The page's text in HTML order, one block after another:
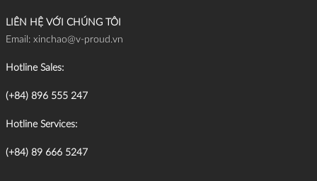
LIÊN HỆ VỚI CHÚNG TÔI
Email: xinchao@v-proud.vn
Hotline Sales:
(+84) 896 555 247
Hotline Services:
(+84) 89 666 5247